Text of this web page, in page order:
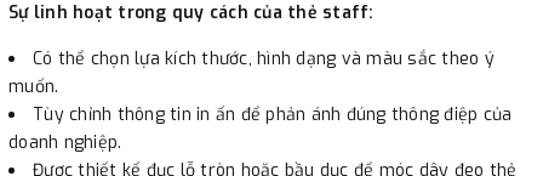
Sự linh hoạt trong quy cách của thẻ staff:
Có thể chọn lựa kích thước, hình dạng và màu sắc theo ý
muốn.
Tùy chỉnh thông tin in ấn để phản ánh đúng thông điệp của
doanh nghiệp.
Được thiết kế đục lỗ tròn hoặc bầu dục để móc dây đeo thẻ